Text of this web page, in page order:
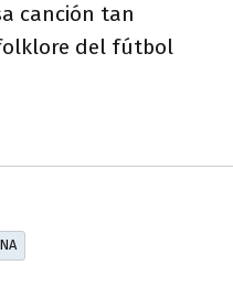
canción tan
del fútbol